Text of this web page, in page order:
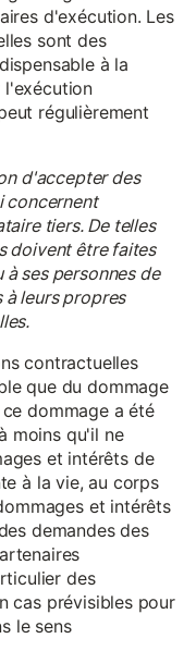
d'exécution. Les
sont des
à la
l'exécution
régulièrement
d'accepter des
concernent
tiers. De telles
doivent être faites
ses personnes de
leurs propres
contractuelles
que du dommage
dommage a été
moins qu'il ne
et intérêts de
à la vie, au corps
et intérêts
demandes des
des
cas prévisibles pour
le sens